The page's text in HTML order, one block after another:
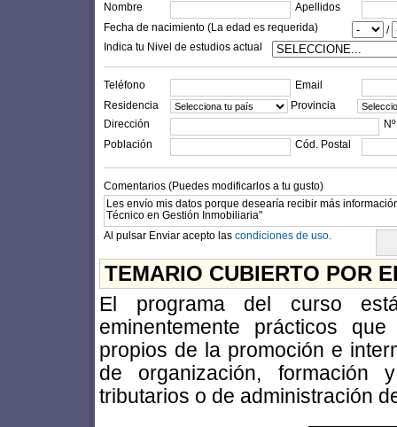
Nombre
Apellidos
Fecha de nacimiento (La edad es requerida)
/
Indica tu Nivel de estudios actual
Teléfono
Email
Residencia
Provincia
Dirección
Nº
Población
Cód. Postal
Comentarios (Puedes modificarlos a tu gusto)
Al pulsar Enviar acepto las condiciones de uso.
TEMARIO CUBIERTO POR
El programa del curso
eminentemente prácticos
propios de la promoción e
de organización, formación
tributarios o de administración